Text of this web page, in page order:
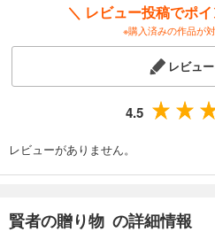
＼ レビュー投稿でポ
※購入済みの作品が
レビュ
4.5
レビューがありません。
賢者の贈り物 の詳細情報